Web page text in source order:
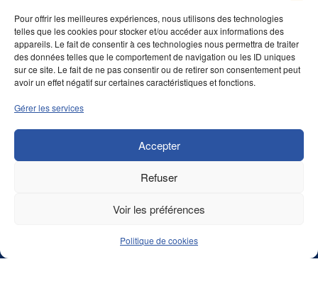
Pour offrir les meilleures expériences, nous utilisons des technologies
telles que les cookies pour stocker et/ou accéder aux informations des
appareils. Le fait de consentir à ces technologies nous permettra de traiter
des données telles que le comportement de navigation ou les ID uniques
sur ce site. Le fait de ne pas consentir ou de retirer son consentement peut
avoir un effet négatif sur certaines caractéristiques et fonctions.
Gérer les services
Accepter
Refuser
Voir les préférences
Politique de cookies